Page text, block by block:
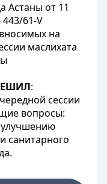
Астаны от 11
61-V
на
маслихата
:
сессии
вопросы:
улучшению
санитарного